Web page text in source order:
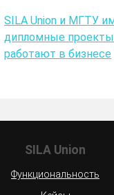
SILA Union и МГТУ
дипломные
работают в бизнесе
SILA Union
Функциональность